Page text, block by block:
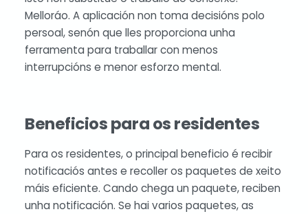
Melloráo. A aplicación non toma decisións polo
persoal, senón que lles proporciona unha
ferramenta para traballar con menos
interrupcións e menor esforzo mental.
Beneficios para os residentes
Para os residentes, o principal beneficio é recibir
notificaciós antes e recoller os paquetes de xeito
máis eficiente. Cando chega un paquete, reciben
unha notificación. Se hai varios paquetes, as